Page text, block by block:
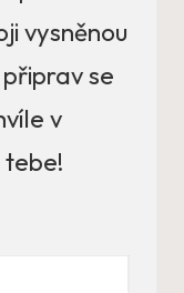
vysněnou
se
v
tebe!